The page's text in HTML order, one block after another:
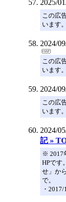
2025/
この広
います。
2024/
この広
います。
2024/
この広
います。
2024/
記 »
※ 2017
HPです
せ」か
で。
・